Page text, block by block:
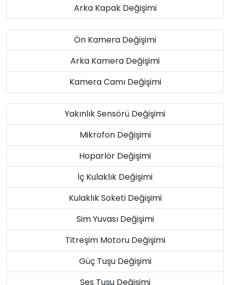
Arka Kapak Değişimi
Ön Kamera Değişimi
Arka Kamera Değişimi
Kamera Camı Değişimi
Yakınlık Sensörü Değişimi
Mikrofon Değişimi
Hoparlör Değişimi
İç Kulaklık Değişimi
Kulaklık Soketi Değişimi
Sim Yuvası Değişimi
Titreşim Motoru Değişimi
Güç Tuşu Değişimi
Ses Tuşu Değişimi